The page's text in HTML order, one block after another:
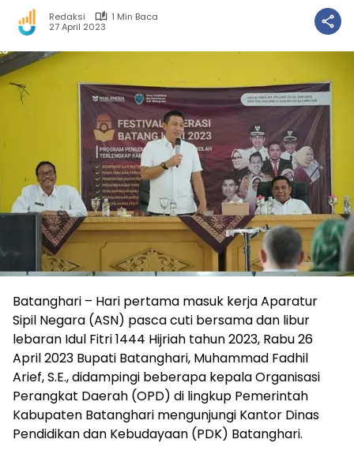
Redaksi
1 Min Baca
27 April 2023
Batanghari – Hari pertama masuk kerja Aparatur
Sipil Negara (ASN) pasca cuti bersama dan libur
lebaran Idul Fitri 1444 Hijriah tahun 2023, Rabu 26
April 2023 Bupati Batanghari, Muhammad Fadhil
Arief, S.E., didampingi beberapa kepala Organisasi
Perangkat Daerah (OPD) di lingkup Pemerintah
Kabupaten Batanghari mengunjungi Kantor Dinas
Pendidikan dan Kebudayaan (PDK) Batanghari.